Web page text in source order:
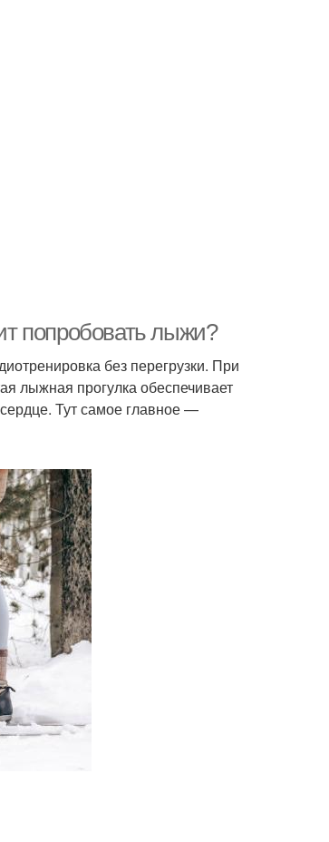
попробовать лыжи?
без перегрузки. При
лыжная прогулка обеспечивает
Тут самое главное —